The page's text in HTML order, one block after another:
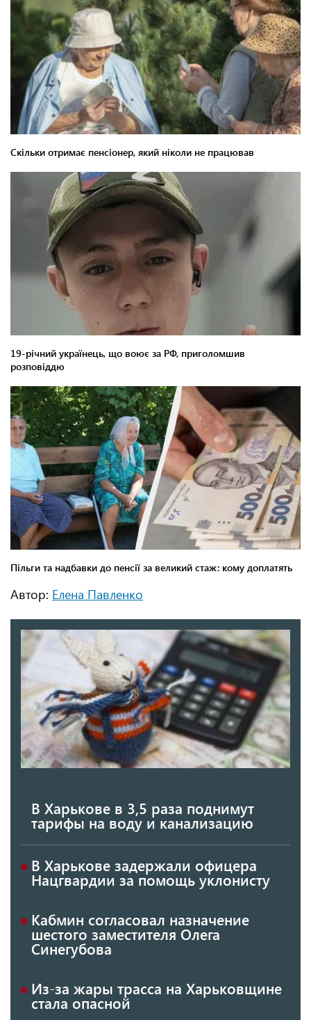
Автор: Елена Павленко
В Харькове в 3,5 раза поднимут
тарифы на воду и канализацию
В Харькове задержали офицера
Нацгвардии за помощь уклонисту
Кабмин согласовал назначение
шестого заместителя Олега
Синегубова
Из-за жары трасса на Харьковщине
стала опасной